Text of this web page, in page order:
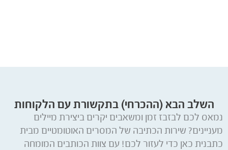
השלב הבא (ההכרחי) בתקשורת עם הלקוחות
נמאס לכם לבזבז זמן ומשאבים יקרים ביצירת מיילים
מעניינים? שירות הכתיבה של המסרים האוטומטיים מבית
כתבנית כאן כדי לעזור לכם! עם צוות הכותבים המומחה